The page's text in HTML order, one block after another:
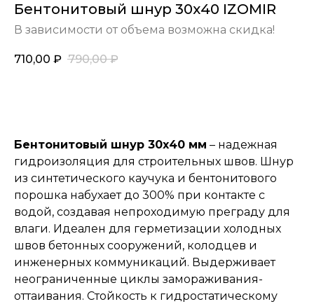
Бентонитовый шнур 30х40 IZOMIR
В зависимости от объема возможна скидка!
710,00 ₽ 790,00 ₽
Бентонитовый шнур 30х40 мм – надежная
гидроизоляция для строительных швов. Шнур
из синтетического каучука и бентонитового
порошка набухает до 300% при контакте с
водой, создавая непроходимую преграду для
влаги. Идеален для герметизации холодных
швов бетонных сооружений, колодцев и
инженерных коммуникаций. Выдерживает
неограниченные циклы замораживания-
оттаивания. Стойкость к гидростатическому